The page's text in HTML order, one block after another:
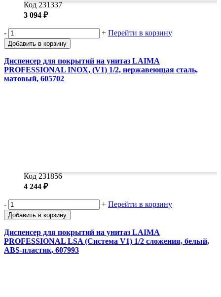
Код 231337
3 094 ₽
- + Перейти в корзину
Добавить в корзину
Диспенсер для покрытий на унитаз LAIMA
PROFESSIONAL INOX, (V1) 1/2, нержавеющая сталь,
матовый, 605702
Код 231856
4 244 ₽
- + Перейти в корзину
Добавить в корзину
Диспенсер для покрытий на унитаз LAIMA
PROFESSIONAL LSA (Система V1) 1/2 сложения, белый,
ABS-пластик, 607993